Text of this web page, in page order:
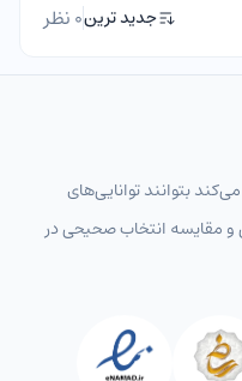
جدید ترین0 نظر
بتوانند توانایی‌های
و مقایسه انتخاب‌ صحیحی در